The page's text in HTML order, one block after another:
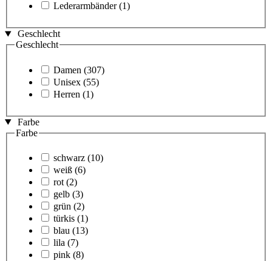
Lederarmbänder (1)
Geschlecht
Geschlecht
Damen (307)
Unisex (55)
Herren (1)
Farbe
Farbe
schwarz (10)
weiß (6)
rot (2)
gelb (3)
grün (2)
türkis (1)
blau (13)
lila (7)
pink (8)